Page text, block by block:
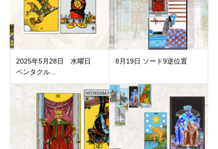
2025年5月28日 水曜日
ペンタクル...
8月19日 ソード9逆位置